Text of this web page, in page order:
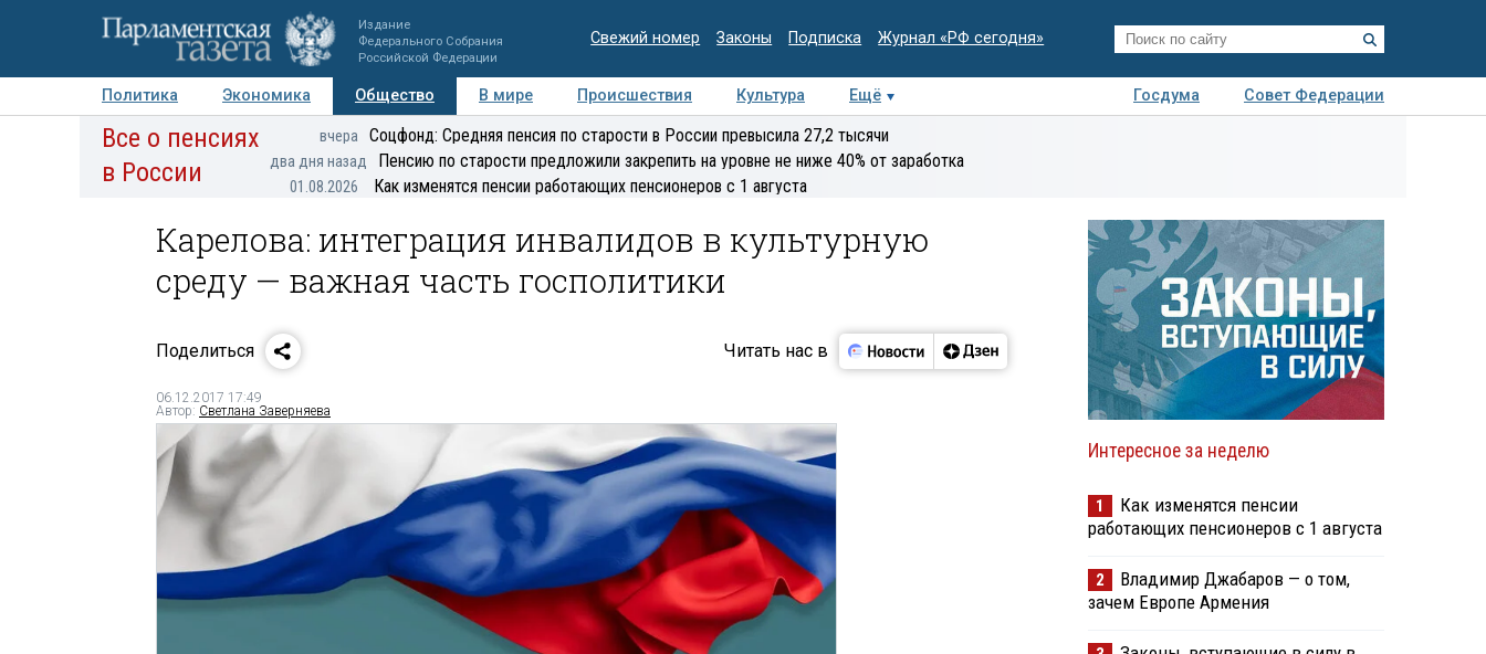
Издание
Федерального Собрания
Российской Федерации
Свежий номер Законы Подписка Журнал «РФ сегодня»
Политика Экономика Общество В мире Происшествия Культура Ещё Госдума
Совет Федерации
Авторы Персоны Мнения Регионы Медиацентр Интервью Колумнисты
экспертиза
Все о пенсиях
в России
вчера Соцфонд: Средняя пенсия по старости в России превысила 27,2 тысячи
два дня назад Пенсию по старости предложили закрепить на уровне не ниже 40% от заработка
01.08.2026 Как изменятся пенсии работающих пенсионеров с 1 августа
Карелова: интеграция инвалидов в культурную
среду — важная часть госполитики
Поделиться Читать нас в
06.12.2017 17:49
Автор: Светлана Заверняева
Интересное за неделю
1
Как изменятся пенсии
работающих пенсионеров с 1 августа
2
Владимир Джабаров — о том,
зачем Европе Армения